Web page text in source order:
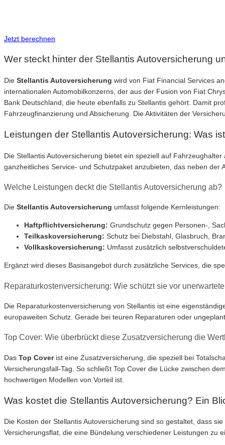
Jetzt berechnen
Wer steckt hinter der Stellantis Autoversicherung
Die Stellantis Autoversicherung wird von Fiat Financial Services
internationalen Automobilkonzerns, der aus der Fusion von Fiat
Bank Deutschland, die heute ebenfalls zu Stellantis gehört. Damit
Fahrzeugfinanzierung und Absicherung. Die Aktivitäten der
Leistungen der Stellantis Autoversicherung: Was
Die Stellantis Autoversicherung bietet ein speziell auf
ganzheitliches Service- und Schutzpaket anzubieten, das neben
Welche Leistungen deckt die Stellantis Autoversicherung ab?
Die Stellantis Autoversicherung umfasst folgende Kernleistungen:
Haftpflichtversicherung: Grundschutz gegen Personen-,
Teilkaskoversicherung: Schutz bei Diebstahl, Glasbruch,
Vollkaskoversicherung: Umfasst zusätzlich
Ergänzt wird dieses Basisangebot durch zusätzliche Services, die
Reparaturkostenversicherung: Wie schützt sie vor
Die Reparaturkostenversicherung von Stellantis ist eine
europaweiten Schutz. Gerade bei teuren Reparaturen oder
Top Cover: Wie überbrückt diese Zusatzversicherung die
Das Top Coverist eine Zusatzversicherung, die speziell bei
Versicherungsfall-Tag. So schließt Top Cover die Lücke zwischen
hochwertigen Modellen von Vorteil ist.
Was kostet die Stellantis Autoversicherung? Ein
Die Kosten der Stellantis Autoversicherung sind so gestaltet, dass
Versicherungsflat, die eine Bündelung verschiedener Leistungen zu